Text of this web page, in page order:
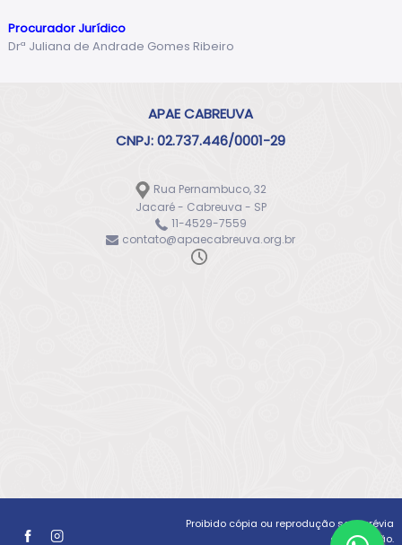
Procurador Jurídico
Drª Juliana de Andrade Gomes Ribeiro
APAE CABREUVA
CNPJ: 02.737.446/0001-29
Rua Pernambuco, 32
Jacaré - Cabreuva - SP
11-4529-7559
contato@apaecabreuva.org.br
Proibido cópia ou reprodução sem prévia
autorização.